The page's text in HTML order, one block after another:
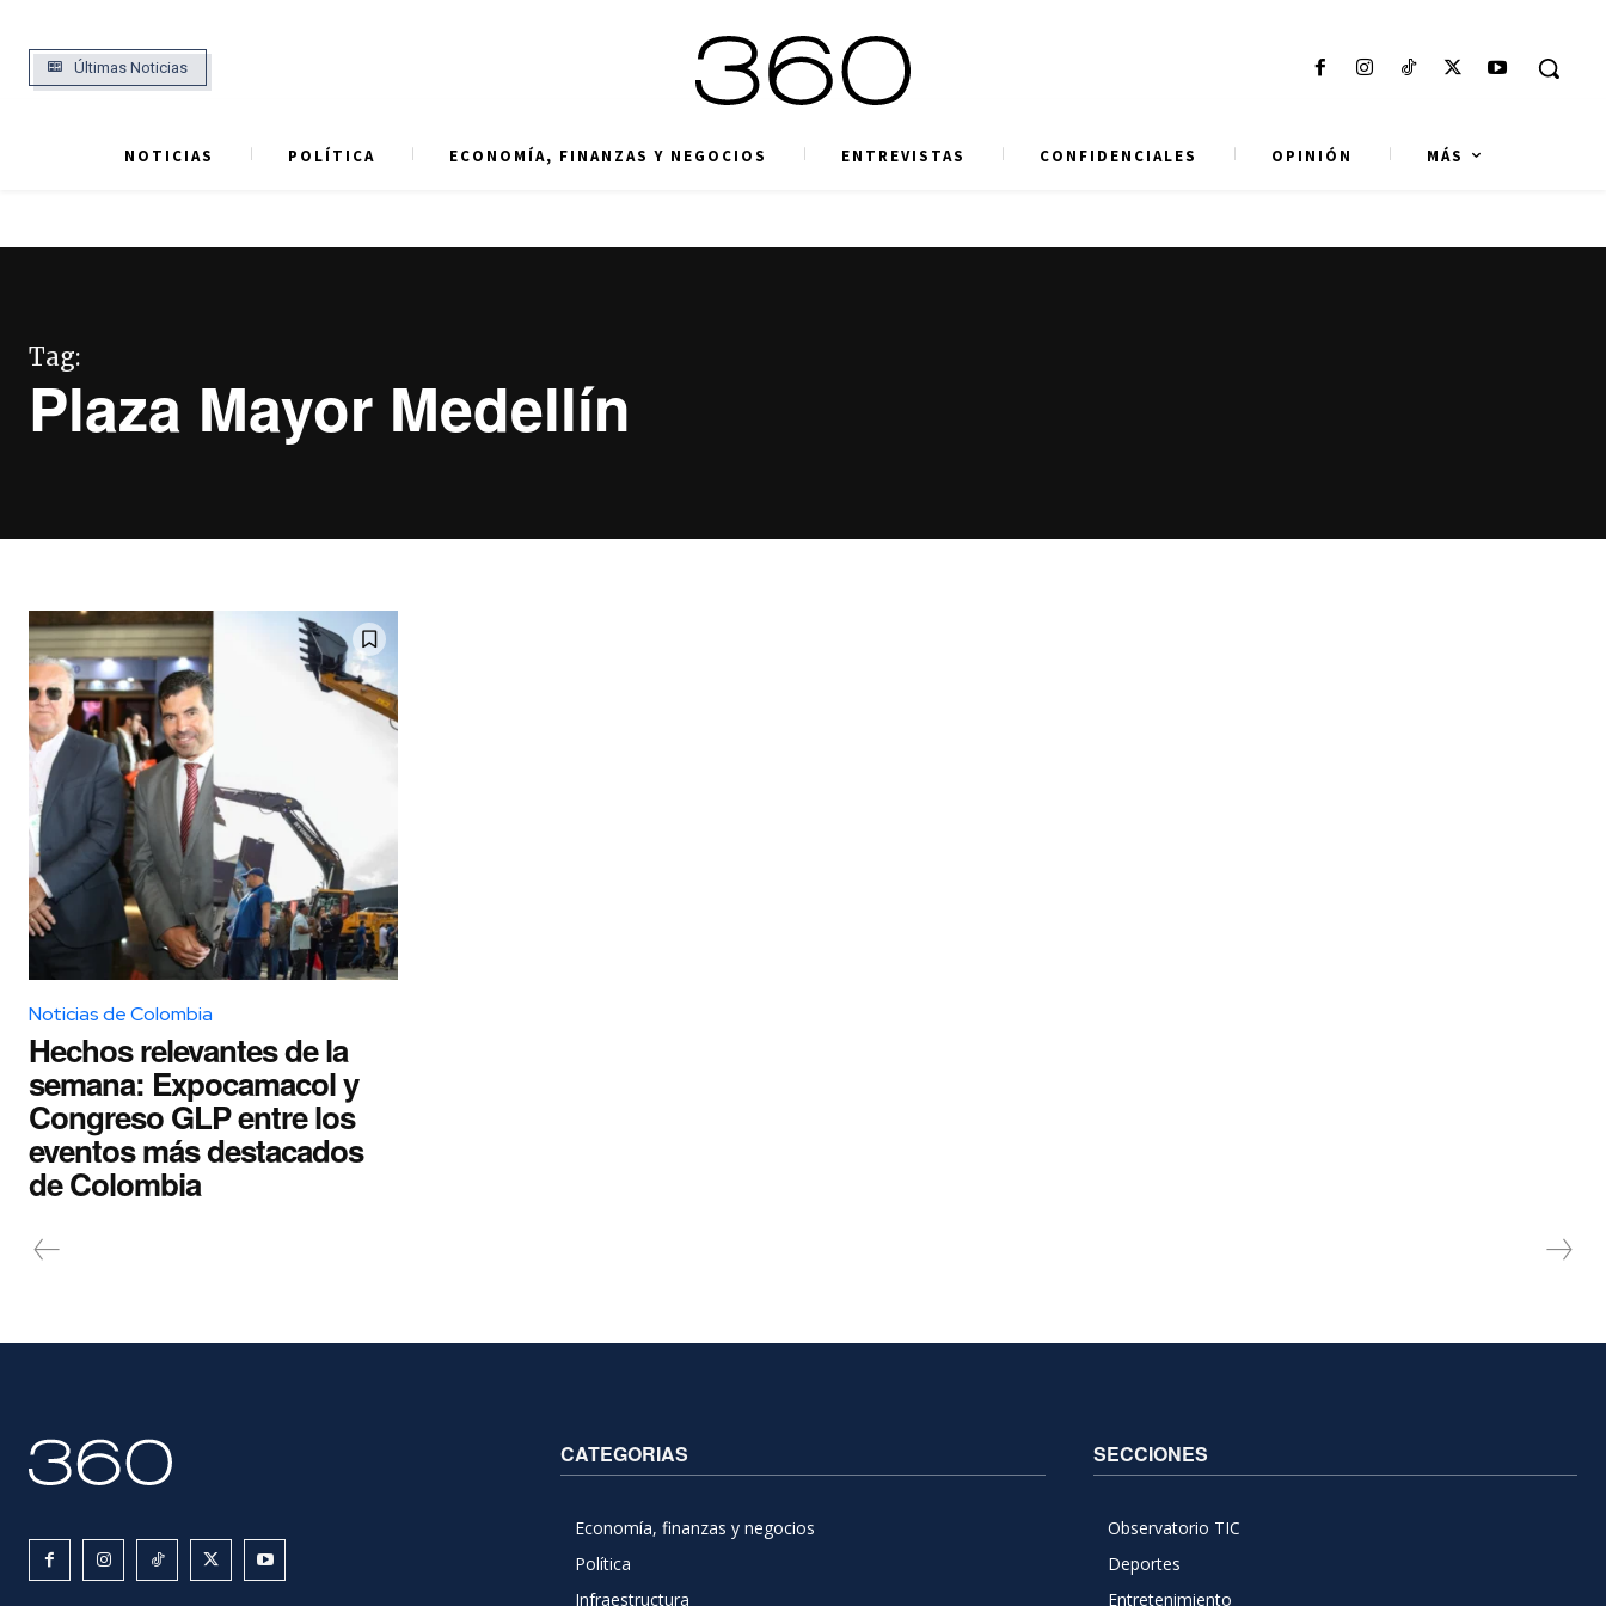
Últimas Noticias
NOTICIAS POLÍTICA ECONOMÍA, FINANZAS Y NEGOCIOS ENTREVISTAS CONFIDENCIALES OPINIÓN MÁS
Tag:
Plaza Mayor Medellín
Noticias de Colombia
Hechos relevantes de la
semana: Expocamacol y
Congreso GLP entre los
eventos más destacados
de Colombia
CATEGORIAS
Economía, finanzas y negocios
Política
Infraestructura
SECCIONES
Observatorio TIC
Deportes
Entretenimiento